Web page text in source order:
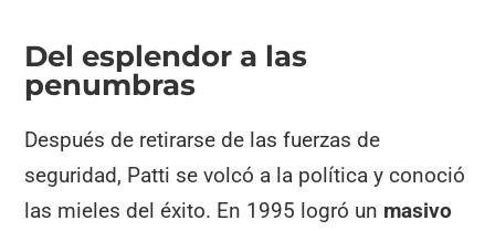
Del esplendor a las
penumbras
Después de retirarse de las fuerzas de
seguridad, Patti se volcó a la política y conoció
las mieles del éxito. En 1995 logró un masivo